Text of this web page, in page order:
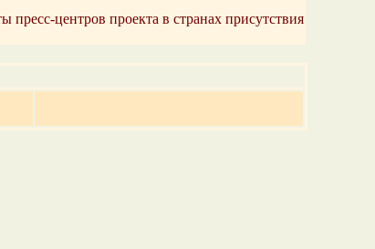
центров проекта в странах присутствия